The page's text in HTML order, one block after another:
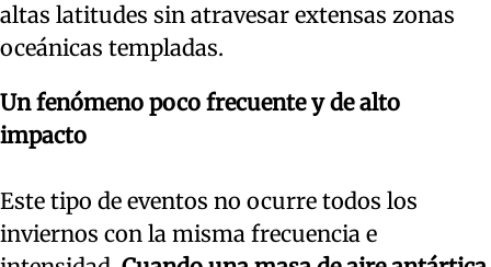
altas latitudes sin atravesar extensas zonas
oceánicas templadas.
Un fenómeno poco frecuente y de alto
impacto
Este tipo de eventos no ocurre todos los
inviernos con la misma frecuencia e